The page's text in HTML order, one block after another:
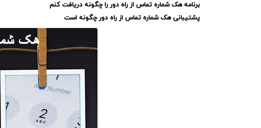
برنامه هک شماره تماس از راه دور را چگونه دریافت کنم
پشتیبانی هک شماره تماس از راه دور چگونه است